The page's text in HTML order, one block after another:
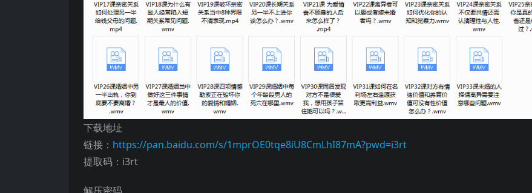
下载地址
链接： https://pan.baidu.com/s/1mprOE0tqe8iU8CmLhI87mA?pwd=i3rt
提取码：i3rt